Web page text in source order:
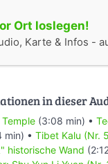
Ort loslegen!
Karte & Infos -
in dieser
Temple (3:08 min) •
min) • Tibet Kalu (Nr.
historische Wand